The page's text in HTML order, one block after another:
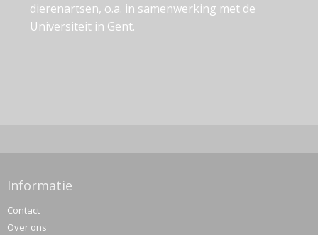
dierenartsen, o.a. in samenwerking met de
Universiteit in Gent.
Informatie
Contact
Over ons